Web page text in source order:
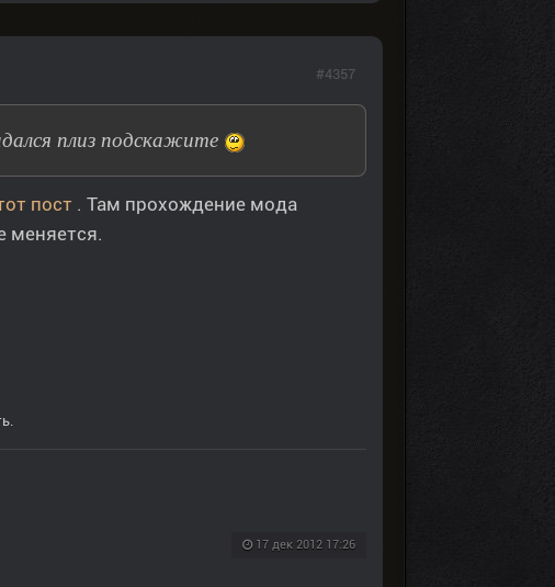
плиз подскажите
пост . Там прохождение мода
меняется.
17 дек 2012 17:26
#4357